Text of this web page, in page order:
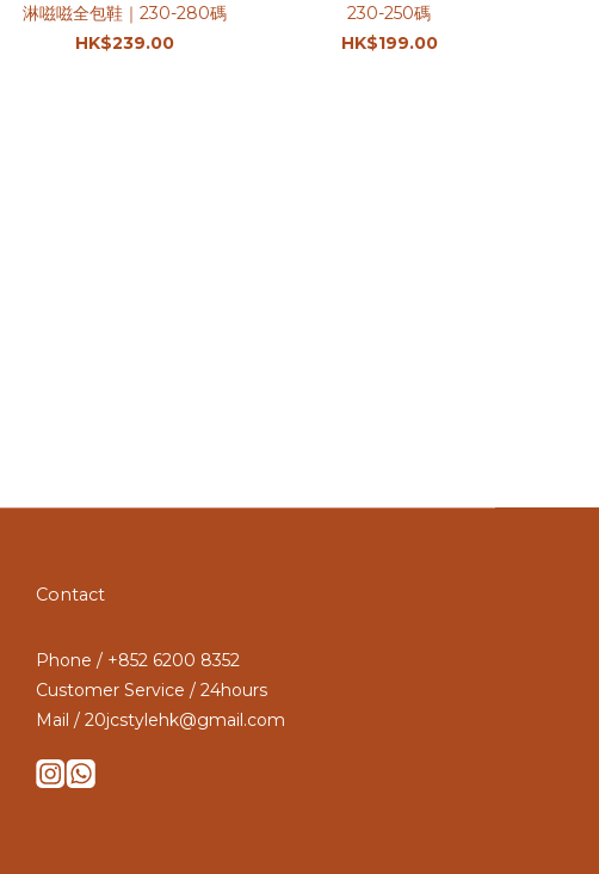
淋嗞嗞全包鞋｜230-280碼
HK$239.00
230-250碼
HK$199.00
Contact
Phone / +852 6200 8352
Customer Service / 24hours
Mail / 20jcstylehk@gmail.com